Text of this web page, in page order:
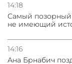
14:18
Самый позорный
не имеющий
14:16
Ана Брнабич